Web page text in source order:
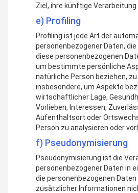
Ziel, ihre künftige Verarbeitung
e) Profiling
Profiling ist jede Art der
personenbezogener Daten,
diese personenbezogenen
um bestimmte persönliche
natürliche Person beziehen,
insbesondere, um Aspekte
wirtschaftlicher Lage,
Vorlieben, Interessen,
Aufenthaltsort oder
Person zu analysieren oder
f) Pseudonymisierung
Pseudonymisierung ist die
personenbezogener Daten in
die personenbezogenen
zusätzlicher Informationen